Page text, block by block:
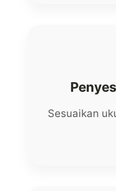
Sesuaikan